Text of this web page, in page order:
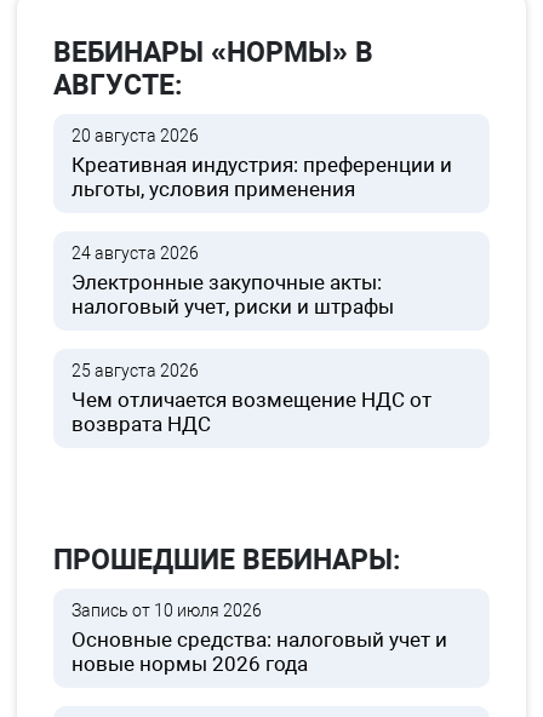
ВЕБИНАРЫ «НОРМЫ» В
АВГУСТЕ:
20 августа 2026
Креативная индустрия: преференции и
льготы, условия применения
24 августа 2026
Электронные закупочные акты:
налоговый учет, риски и штрафы
25 августа 2026
Чем отличается возмещение НДС от
возврата НДС
ПРОШЕДШИЕ ВЕБИНАРЫ:
Запись от 10 июля 2026
Основные средства: налоговый учет и
новые нормы 2026 года